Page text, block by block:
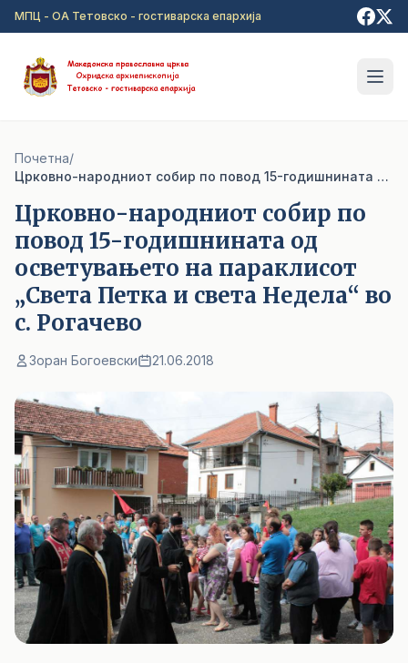
Прејди на главна содржина
МПЦ - ОА Тетовско - гостиварска епархија
Почетна/
Црковно-народниот собир по повод 15-годишнината од осветувањето на параклисот „Света Петка и света Недела“ во с. Рогачево
Црковно-народниот собир по
повод 15-годишнината од
осветувањето на параклисот
„Света Петка и света Недела“ во
с. Рогачево
Зоран Богоевски 21.06.2018